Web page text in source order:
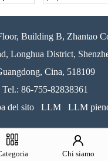
tastiera
Building B, Zhantao
Longhua District,
Cina, 518109
Tel.: 86-755-82838361
del sito
LLM LLM
Chi siamo